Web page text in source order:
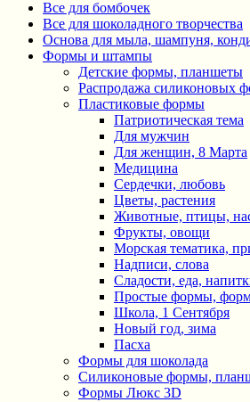
Все для бомбочек
Все для шоколадного творчества
Основа для мыла, шампуня,
Формы и штампы
Детские формы, планшеты
Распродажа силиконовых
Пластиковые формы
Патриотическая тема
Для мужчин
Для женщин, 8 Марта
Медицина
Сердечки, любовь
Цветы, растения
Животные, птицы,
Фрукты, овощи
Морская тематика,
Надписи, слова
Сладости, еда,
Простые формы,
Школа, 1 Сентября
Новый год, зима
Пасха
Формы для шоколада
Силиконовые формы,
Формы Люкс 3D